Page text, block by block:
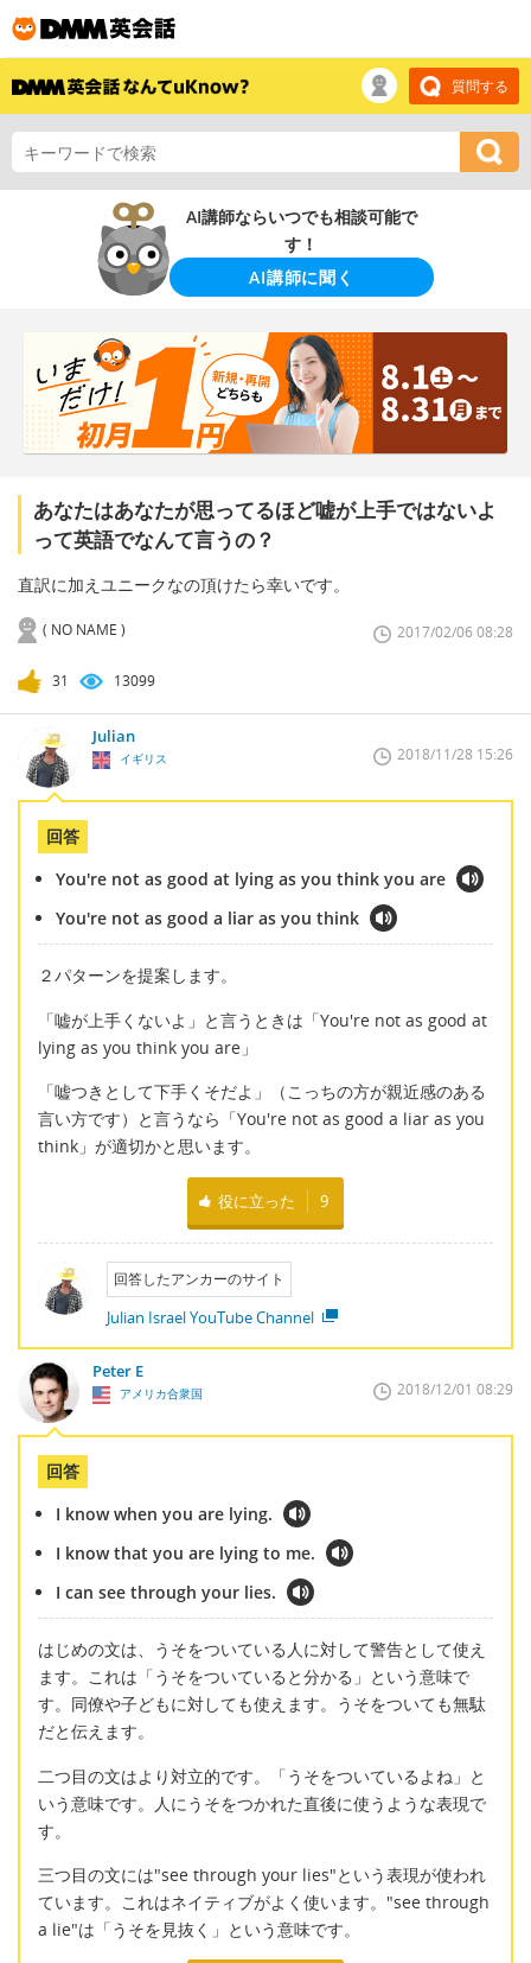
質問する
AI講師ならいつでも相談可能で
す！
AI講師に聞く
あなたはあなたが思ってるほど嘘が上手ではないよ
って英語でなんて言うの？
直訳に加えユニークなの頂けたら幸いです。
( NO NAME ) 2017/02/06 08:28
31 13099
Julian
イギリス 2018/11/28 15:26
回答
You're not as good at lying as you think you are
You're not as good a liar as you think
２パターンを提案します。
「嘘が上手くないよ」と言うときは「You're not as good at
lying as you think you are」
「嘘つきとして下手くそだよ」（こっちの方が親近感のある
言い方です）と言うなら「You're not as good a liar as you
think」が適切かと思います。
役に立った 9
回答したアンカーのサイト
Julian Israel YouTube Channel
Peter E
アメリカ合衆国 2018/12/01 08:29
回答
I know when you are lying.
I know that you are lying to me.
I can see through your lies.
はじめの文は、うそをついている人に対して警告として使え
ます。これは「うそをついていると分かる」という意味で
す。同僚や子どもに対しても使えます。うそをついても無駄
だと伝えます。
二つ目の文はより対立的です。「うそをついているよね」と
いう意味です。人にうそをつかれた直後に使うような表現で
す。
三つ目の文には"see through your lies"という表現が使われ
ています。これはネイティブがよく使います。"see through
a lie"は「うそを見抜く」という意味です。